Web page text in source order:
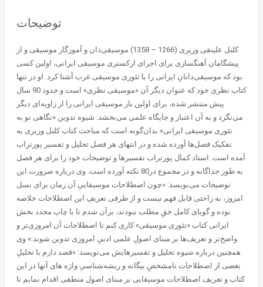
توضیحات
کلنل علینقی وزیری (1266 – 1358) موسیقی‌دان و آموزگار موسیقی و از
پیشگامان آهنگسازی برای اجرای ارکستری موسیقی ایرانی، اولین کسی
بود که موسیقی‌دانانِ ایرانی را با تئوری موسیقی غرب آشنا کرد. او در تنها
کتاب نظری خود که عنوان دیگر آن «موسیقی نظری» است و حدود 90 سال
پیش منتشر شده، برای اولین بار موسیقی ایرانی را از زاویه‌ای دیگر
می‌نگرد و به آن اعتبار و جایگاه علمی می‌بخشد. شیوه تدوین «نگاهی نو به
تئوری موسیقی ایرانی» بدان‌گونه است که مباحث کتاب کلنل وزیری به
تفکیک فصل‌ها آورده شده و در انتهای هر فصل تحلیل و تفسیر پورتراب
آمده است. استاد کمال پورتراب تفسیرها و توضیحات خود را برای هر فصل
به طور جداگانه و در مجموع در80 نکته آورده است. وی درباره ضرورت این
توضیحات می‌نویسد: «چون اصطلاحات موسیقاییِ آن زمان برای نسل
امروز، به راحتی قابل فهم نیست و از طرفی تعریفِ این اصطلاحات خلاصه
بوده و گویای کامل حقِ مطلب نبودند، برآن شدم تا با چاپ مجدد بخش
ایرانی کتاب «تئوری موسیقی» کاری کنم تا اصطلاحات آن امروزی‌تر و
واضح‌تر و تعریف‌ها بر مبنای اصولِ علمی ادبیِ امروزی تدوین شوند.» وی
همچنین درباره شیوه تحلیل و تفسیرهایش می‌نویسد: «قصد دارم با تحلیلِ
بعضی از اصطلاحات نامشخصِ بیگانه و ریشه‌شناسیِ واژه های آنها در این
کتاب و تعریف اصطلاحات موسیقایی بر مبنای اصول منطقی اقدام نمایم تا